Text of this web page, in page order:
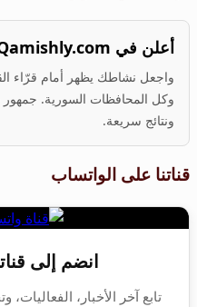
أعلن في Qamishly.com
واجعل نشاطك يظهر أمام قرّاء
وكل المحافظات السورية. جمهور
ونتائج سريعة.
قناتنا على الواتساب
انضم إلى
تابع آخر الأخبار،